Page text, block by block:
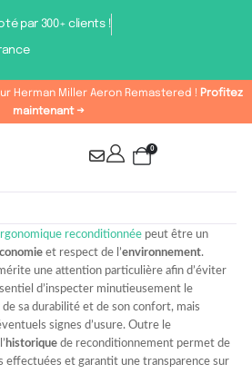
par 300+ clients !
Herman Miller Aeron Remastered ! Profitez
maintenant →
0
reconditionnée peut être un
et respect de l’environnement.
une attention particulière afin d’éviter
d’inspecter minutieusement le
de sa durabilité et de son confort, mais
signes d’usure. Outre le
historique de reconditionnement permet de
effectuées et garantit une transparence sur